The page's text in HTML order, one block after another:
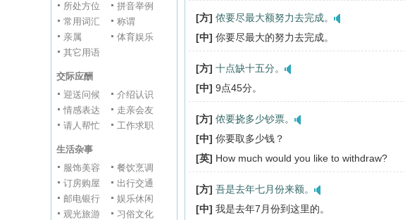
所处方位
拼音举例
常用词汇
称谓
亲属
体育娱乐
其它用语
交际应酬
迎送问候
介绍认识
情感表达
走亲会友
请人帮忙
工作求职
生活杂事
服饰美容
餐饮烹调
订房购屋
出行交通
邮电银行
娱乐休闲
观光旅游
习俗文化
[方] 侬要尽最大额努力去完成。
[中] 你要尽最大的努力去完成。
[方] 十点缺十五分。
[中] 9点45分。
[方] 侬要挠多少钞票。
[中] 你要取多少钱？
[英] How much would you like to withdraw?
[方] 吾是去年七月份来额。
[中] 我是去年7月份到这里的。